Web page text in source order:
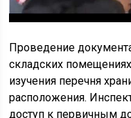
Проведение
складских
изучения перечня
расположения.
доступ к первичным